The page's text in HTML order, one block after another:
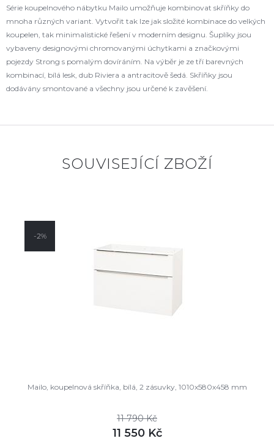
Série koupelnového nábytku Mailo umožňuje kombinovat skříňky do
mnoha různých variant. Vytvořit tak lze jak složité kombinace do velkých
koupelen, tak minimalistické řešení v moderním designu. Šuplíky jsou
vybaveny designovými chromovanými úchytkami a značkovými
pojezdy Strong s pomalým dovíráním. Na výběr je ze tří barevných
kombinací, bílá lesk, dub Riviera a antracitově šedá. Skříňky jsou
dodávány smontované a všechny jsou určené k zavěšení.
SOUVISEJÍCÍ ZBOŽÍ
-2%
Mailo, koupelnová skříňka, bílá, 2 zásuvky, 1010x580x458 mm
11 790 Kč
11 550 Kč